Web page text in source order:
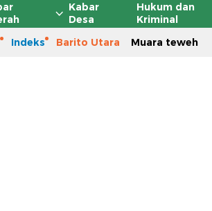
Kabar
Desa
Hukum dan
Kriminal
Indeks Barito Utara Muara teweh